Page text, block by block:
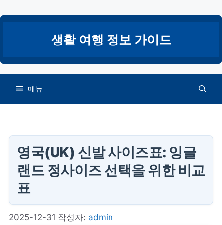
텐
건
너
생활 여행 정보 가이드
메뉴
영국(UK) 신발 사이즈표: 잉글
랜드 정사이즈 선택을 위한 비교
표
2025-12-31 작성자: admin